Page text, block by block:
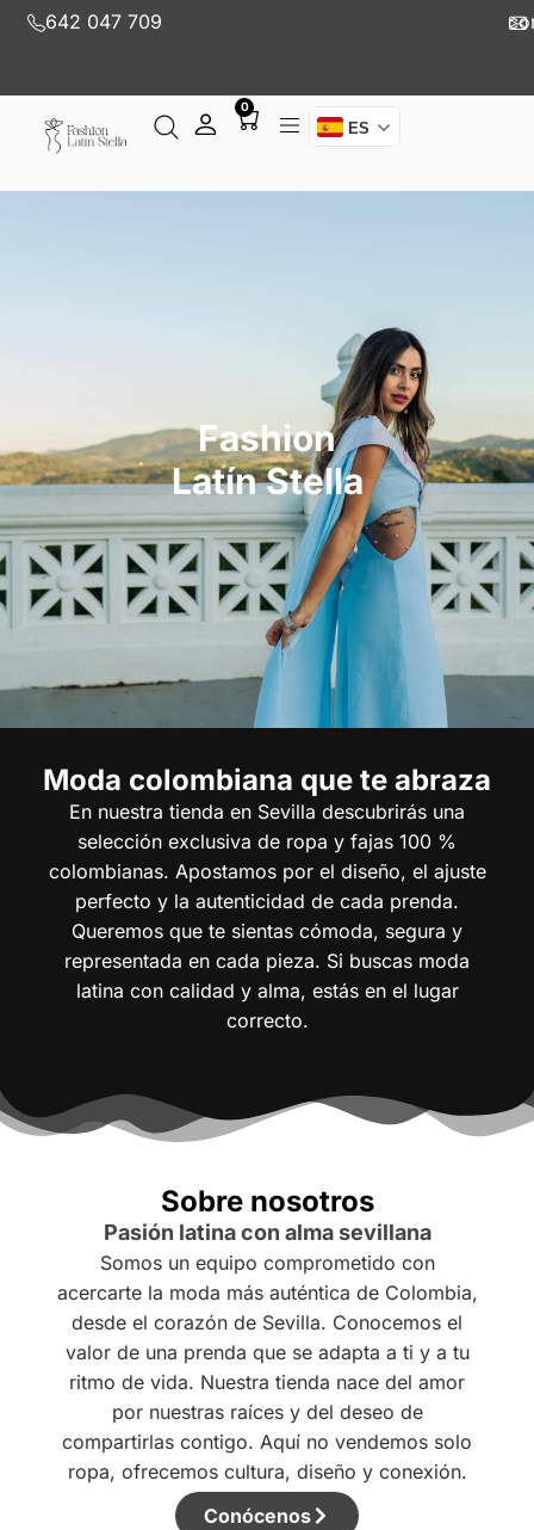
642 047 709
0
ES
Fashion
Latín Stella
Moda colombiana que te abraza
En nuestra tienda en Sevilla descubrirás una
selección exclusiva de ropa y fajas 100 %
colombianas. Apostamos por el diseño, el ajuste
perfecto y la autenticidad de cada prenda.
Queremos que te sientas cómoda, segura y
representada en cada pieza. Si buscas moda
latina con calidad y alma, estás en el lugar
correcto.
Sobre nosotros
Pasión latina con alma sevillana
Somos un equipo comprometido con
acercarte la moda más auténtica de Colombia,
desde el corazón de Sevilla. Conocemos el
valor de una prenda que se adapta a ti y a tu
ritmo de vida. Nuestra tienda nace del amor
por nuestras raíces y del deseo de
compartirlas contigo. Aquí no vendemos solo
ropa, ofrecemos cultura, diseño y conexión.
Conócenos